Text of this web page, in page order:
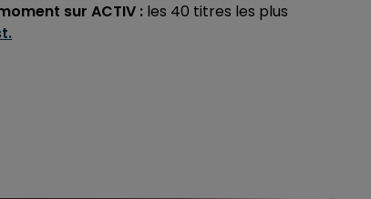
sur ACTIV : les 40 titres les plus